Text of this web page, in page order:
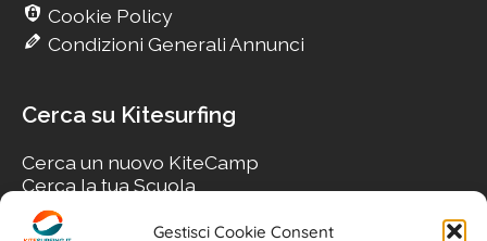
Gestisci Cookie Consent
Cookie Policy
Condizioni Generali Annunci
Cerca su Kitesurfing
Cerca un nuovo KiteCamp
Cerca la tua Scuola
Cerca il tuo KiteSpot
Cerca Accommodation